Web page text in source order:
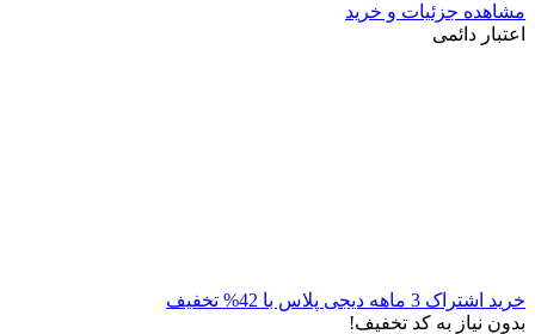
مشاهده جزئیات و خرید
اعتبار دائمی
خرید اشتراک 3 ماهه دیجی پلاس با 42% تخفیف
بدون نیاز به کد تخفیف!